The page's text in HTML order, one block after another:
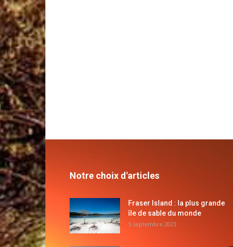
Notre choix d'articles
Fraser Island : la plus grande
île de sable du monde
5 septembre 2023